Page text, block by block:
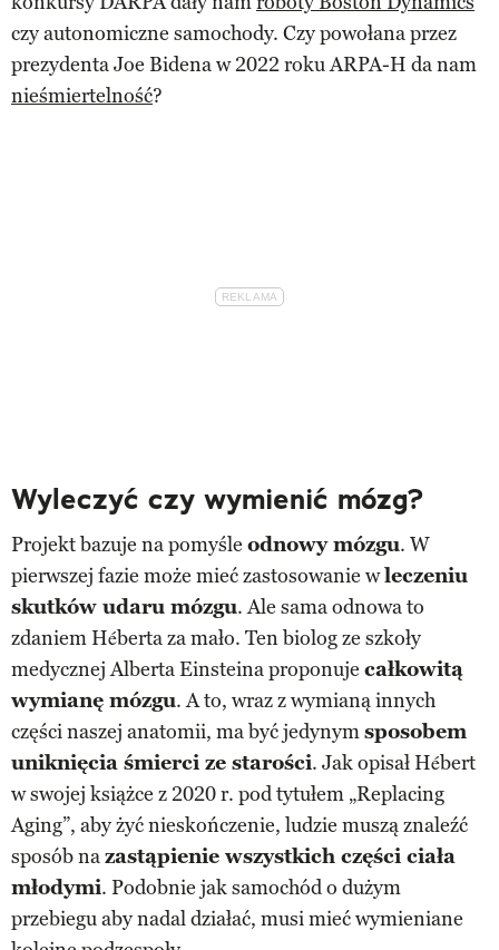
czy autonomiczne samochody. Czy powołana przez
prezydenta Joe Bidena w 2022 roku ARPA-H da nam
nieśmiertelność?
Wyleczyć czy wymienić mózg?
Projekt bazuje na pomyśle odnowy mózgu. W
pierwszej fazie może mieć zastosowanie wleczeniu
skutków udaru mózgu. Ale sama odnowa to
zdaniem Héberta za mało. Ten biolog ze szkoły
medycznej Alberta Einsteina proponuje całkowitą
wymianę mózgu. A to, wraz z wymianą innych
części naszej anatomii, ma być jedynymsposobem
uniknięcia śmierci ze starości. Jak opisał Hébert
w swojej książce z 2020 r. pod tytułem „Replacing
Aging”, aby żyć nieskończenie, ludzie muszą znaleźć
sposób nazastąpienie wszystkich części ciała
młodymi. Podobnie jak samochód o dużym
przebiegu aby nadal działać, musi mieć wymieniane